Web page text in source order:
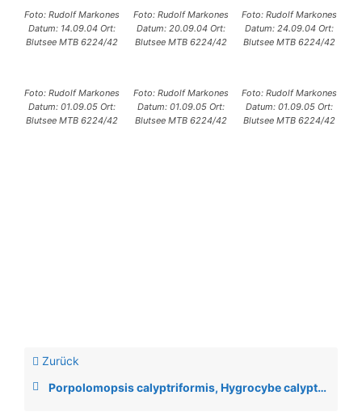
Foto: Rudolf Markones
Datum: 14.09.04 Ort:
Blutsee MTB 6224/42
Foto: Rudolf Markones
Datum: 20.09.04 Ort:
Blutsee MTB 6224/42
Foto: Rudolf Markones
Datum: 24.09.04 Ort:
Blutsee MTB 6224/42
Foto: Rudolf Markones
Datum: 01.09.05 Ort:
Blutsee MTB 6224/42
Foto: Rudolf Markones
Datum: 01.09.05 Ort:
Blutsee MTB 6224/42
Foto: Rudolf Markones
Datum: 01.09.05 Ort:
Blutsee MTB 6224/42
Zurück
Porpolomopsis calyptriformis, Hygrocybe calyptriformis